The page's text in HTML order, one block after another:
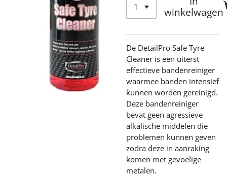
winkelwagen
De DetailPro Safe Tyre
Cleaner is een uiterst
effectieve bandenreiniger
waarmee banden intensief
kunnen worden gereinigd.
Deze bandenreiniger
bevat geen agressieve
alkalische middelen die
problemen kunnen geven
zodra deze in aanraking
komen met gevoelige
metalen.